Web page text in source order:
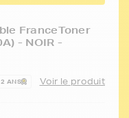
FranceToner
- NOIR -
ANS Voir le produit